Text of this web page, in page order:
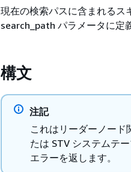
現在の検索パスに含まれるス
search_path パラメータに定
構文
注記
これはリーダーノード
たは STV システムテ
エラーを返します。